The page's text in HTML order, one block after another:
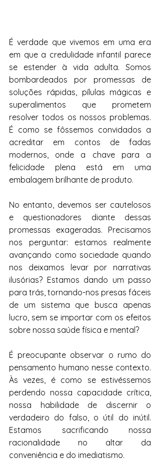
É verdade que vivemos em uma era
em que a credulidade infantil parece
se estender à vida adulta. Somos
bombardeados por promessas de
soluções rápidas, pílulas mágicas e
superalimentos que prometem
resolver todos os nossos problemas.
É como se fôssemos convidados a
acreditar em contos de fadas
modernos, onde a chave para a
felicidade plena está em uma
embalagem brilhante de produto.
No entanto, devemos ser cautelosos
e questionadores diante dessas
promessas exageradas. Precisamos
nos perguntar: estamos realmente
avançando como sociedade quando
nos deixamos levar por narrativas
ilusórias? Estamos dando um passo
para trás, tornando-nos presas fáceis
de um sistema que busca apenas
lucro, sem se importar com os efeitos
sobre nossa saúde física e mental?
É preocupante observar o rumo do
pensamento humano nesse contexto.
Às vezes, é como se estivéssemos
perdendo nossa capacidade crítica,
nossa habilidade de discernir o
verdadeiro do falso, o útil do inútil.
Estamos sacrificando nossa
racionalidade no altar da
conveniência e do imediatismo.